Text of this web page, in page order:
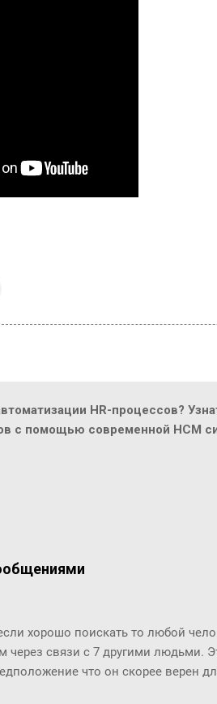
HR-процессов?
с помощью современной HCM
хорошо поискать то любой
связи с 7 другими людьми.
что он скорее верен